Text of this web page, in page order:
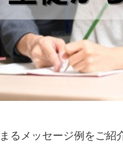
るメッセージ例をご紹